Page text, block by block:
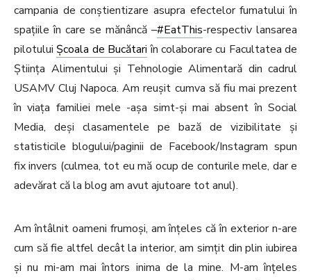
campania de conștientizare asupra efectelor fumatului în
spațiile în care se mănâncă –#EatThis-respectiv lansarea
pilotului Școala de Bucătari în colaborare cu Facultatea de
Știința Alimentului și Tehnologie Alimentară din cadrul
USAMV Cluj Napoca. Am reușit cumva să fiu mai prezent
în viața familiei mele -așa simt-și mai absent în Social
Media, deși clasamentele pe bază de vizibilitate și
statisticile blogului/paginii de Facebook/Instagram spun
fix invers (culmea, tot eu mă ocup de conturile mele, dar e
adevărat că la blog am avut ajutoare tot anul).
Am întâlnit oameni frumoși, am înțeles că în exterior n-are
cum să fie altfel decât la interior, am simțit din plin iubirea
și nu mi-am mai întors inima de la mine. M-am înțeles